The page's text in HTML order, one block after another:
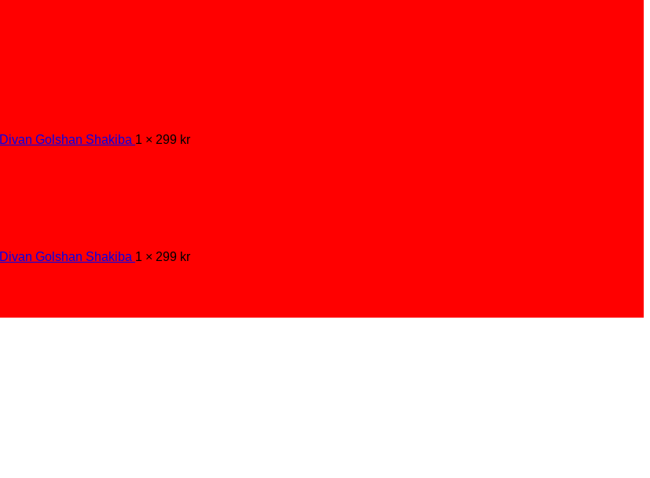
دیوان گلشن شکیبا Divan Golshan Shakiba 1 × 299 kr
دیوان گلشن شکیبا Divan Golshan Shakiba 1 × 299 kr